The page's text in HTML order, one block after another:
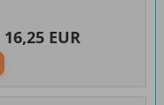
16,25 EUR